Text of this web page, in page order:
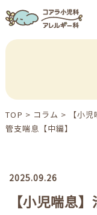
TOP > コラム > 【小
管支喘息【中編】
2025.09.26
【小児喘息